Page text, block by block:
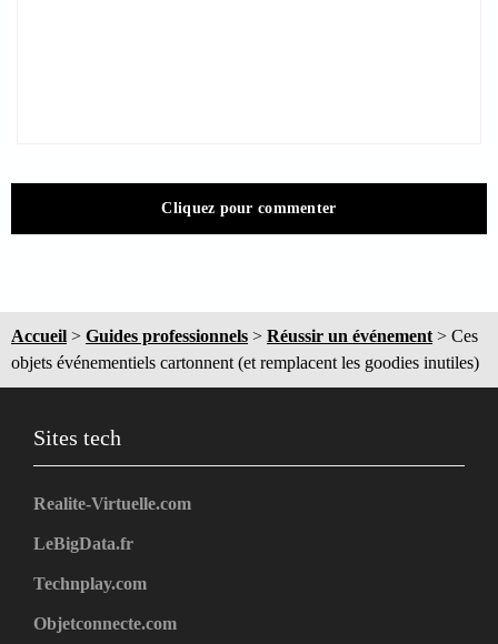
Cliquez pour commenter
Accueil > Guides professionnels > Réussir un événement > Ces
objets événementiels cartonnent (et remplacent les goodies inutiles)
Sites tech
Realite-Virtuelle.com
LeBigData.fr
Technplay.com
Objetconnecte.com